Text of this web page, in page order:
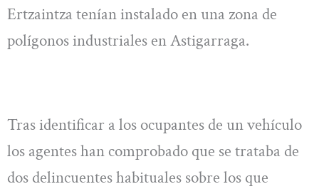
Ertzaintza tenían instalado en una zona de
polígonos industriales en Astigarraga.
Tras identificar a los ocupantes de un vehículo
los agentes han comprobado que se trataba de
dos delincuentes habituales sobre los que